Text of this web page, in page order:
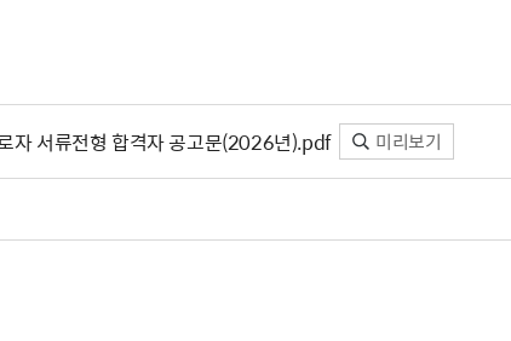
자 서류전형 합격자 공고문(2026년).pdf 미리보기